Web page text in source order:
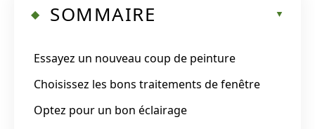
SOMMAIRE
Essayez un nouveau coup de peinture
Choisissez les bons traitements de fenêtre
Optez pour un bon éclairage